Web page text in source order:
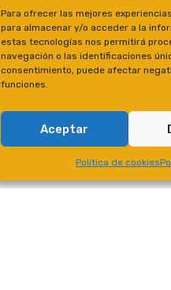
Para ofrecer las mejores
para almacenar y/o acceder a la
estas tecnologías nos permitirá
navegación o las identificaciones
consentimiento, puede afectar
funciones.
Aceptar
Política de cookies